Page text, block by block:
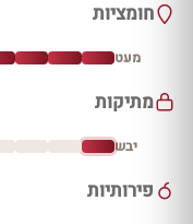
חומציות
מעט
מתיקות
יבש
פירותיות